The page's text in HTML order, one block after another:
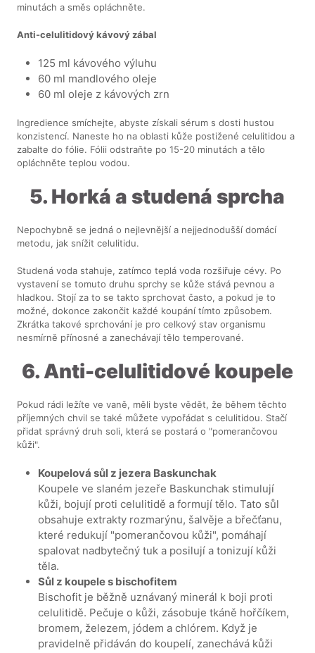
minutách a směs opláchněte.
Anti-celulitidový kávový zábal
125 ml kávového výluhu
60 ml mandlového oleje
60 ml oleje z kávových zrn
Ingredience smíchejte, abyste získali sérum s dosti hustou
konzistencí. Naneste ho na oblasti kůže postižené celulitidou a
zabalte do fólie. Fólii odstraňte po 15-20 minutách a tělo
opláchněte teplou vodou.
5. Horká a studená sprcha
Nepochybně se jedná o nejlevnější a nejjednodušší domácí
metodu, jak snížit celulitidu.
Studená voda stahuje, zatímco teplá voda rozšiřuje cévy. Po
vystavení se tomuto druhu sprchy se kůže stává pevnou a
hladkou. Stojí za to se takto sprchovat často, a pokud je to
možné, dokonce zakončit každé koupání tímto způsobem.
Zkrátka takové sprchování je pro celkový stav organismu
nesmírně přínosné a zanechávají tělo temperované.
6. Anti-celulitidové koupele
Pokud rádi ležíte ve vaně, měli byste vědět, že během těchto
příjemných chvil se také můžete vypořádat s celulitidou. Stačí
přidat správný druh soli, která se postará o "pomerančovou
kůži".
Koupelová sůl z jezera Baskunchak
Koupele ve slaném jezeře Baskunchak stimulují
kůži, bojují proti celulitidě a formují tělo. Tato sůl
obsahuje extrakty rozmarýnu, šalvěje a břečťanu,
které redukují "pomerančovou kůži", pomáhají
spalovat nadbytečný tuk a posilují a tonizují kůži
těla.
Sůl z koupele s bischofitem
Bischofit je běžně uznávaný minerál k boji proti
celulitidě. Pečuje o kůži, zásobuje tkáně hořčíkem,
bromem, železem, jódem a chlórem. Když je
pravidelně přidáván do koupelí, zanechává kůži